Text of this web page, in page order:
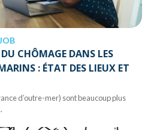
CHÔMAGE DANS LES
: ÉTAT DES LIEUX ET
d’outre-mer) sont beaucoup plus